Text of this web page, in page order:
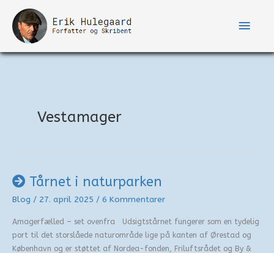
indholdet
Vestamager
Tårnet i naturparken
Blog / 27. april 2025 / 6 Kommentarer
Amagerfælled – set ovenfra Udsigtstårnet fungerer som en tydelig
port til det storslåede naturområde lige på kanten af Ørestad og
København og er støttet af Nordea-fonden, Friluftsrådet og By &